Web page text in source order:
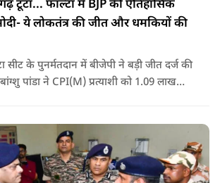
टूटा... फाल्टा में BJP की ऐतिहासिक
ये लोकतंत्र की जीत और धमकियों की
सीट के पुनर्मतदान में बीजेपी ने बड़ी जीत दर्ज की
पांडा ने CPI(M) प्रत्याशी को 1.09 लाख